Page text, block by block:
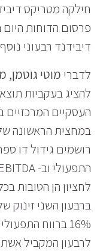
פרסום הדוחות
דיבידנד רבעוני נוסף בסך כ-
לדברי מוטי
להציג בעקביות
העסקיים המרכזיים
רושמים גידול דו
לחציון הן הטובות
לרבעון המקביל